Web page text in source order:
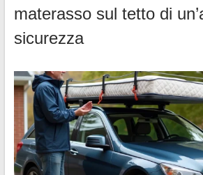
materasso sul tetto di
sicurezza